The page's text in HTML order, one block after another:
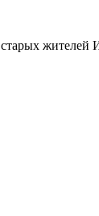
жителей